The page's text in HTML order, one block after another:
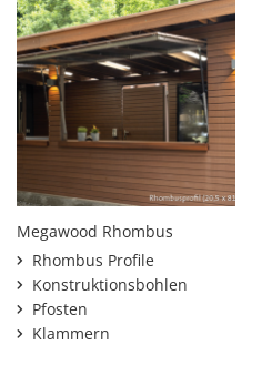
Megawood Rhombus
Rhombus Profile
Konstruktionsbohlen
Pfosten
Klammern